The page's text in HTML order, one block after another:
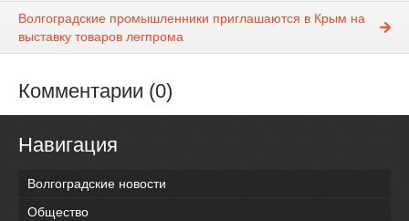
Волгоградские промышленники приглашаются в Крым на
выставку товаров легпрома
Комментарии (0)
Навигация
Волгоградские новости
Общество